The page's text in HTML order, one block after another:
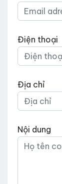
Điện thoại
Địa chỉ
Nội dung